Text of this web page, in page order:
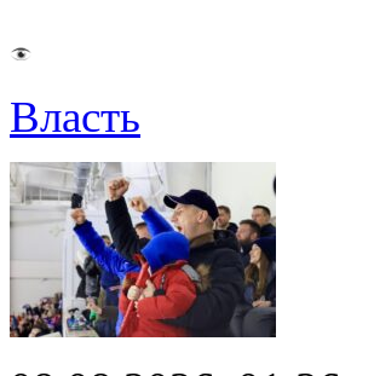
Власть